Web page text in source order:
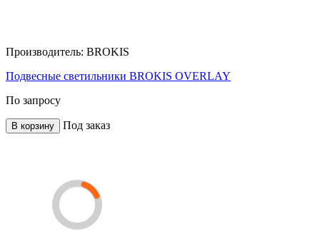
Производитель: BROKIS
Подвесные светильники BROKIS OVERLAY
По запросу
В корзину Под заказ